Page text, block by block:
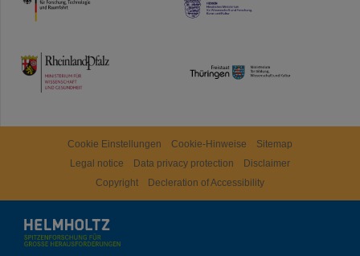
TMWWDG
Cookie Einstellungen Cookie-Hinweise
Sitemap
Legal notice
Data privacy protection
Disclaimer
Copyright
Decleration of Accessibility